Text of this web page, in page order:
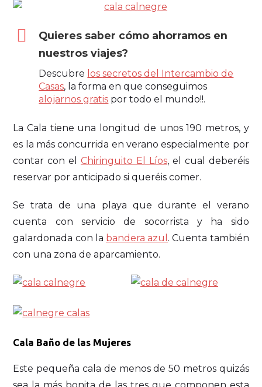
Quieres saber cómo ahorramos en
nuestros viajes?
Descubre los secretos del Intercambio de
Casas, la forma en que conseguimos
alojarnos gratis por todo el mundo!!.
La Cala tiene una longitud de unos 190 metros, y
es la más concurrida en verano especialmente por
contar con elChiringuito El Líos, el cual deberéis
reservar por anticipado si queréis comer.
Se trata de una playa que durante el verano
cuenta con servicio de socorrista y ha sido
galardonada con la bandera azul . Cuenta también
con una zona de aparcamiento.
Cala Baño de las Mujeres
Este pequeña cala de menos de 50 metros quizás